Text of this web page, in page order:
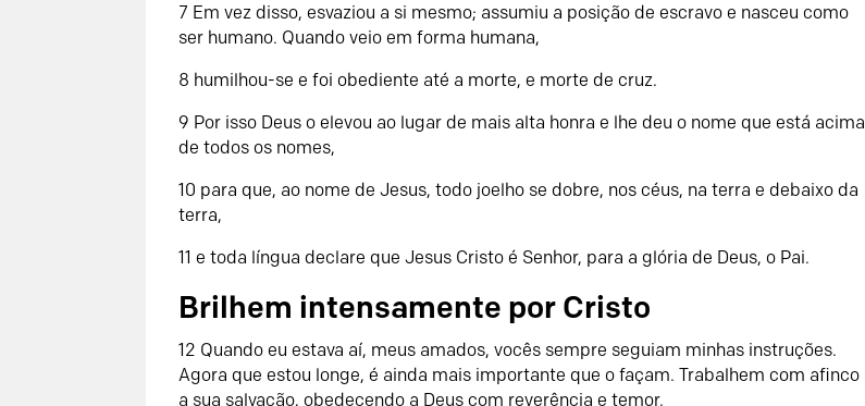
7 Em vez disso, esvaziou a si mesmo; assumiu a posição de escravo e nasceu como
ser humano. Quando veio em forma humana,
8 humilhou-se e foi obediente até a morte, e morte de cruz.
9 Por isso Deus o elevou ao lugar de mais alta honra e lhe deu o nome que está acima
de todos os nomes,
10 para que, ao nome de Jesus, todo joelho se dobre, nos céus, na terra e debaixo da
terra,
11 e toda língua declare que Jesus Cristo é Senhor, para a glória de Deus, o Pai.
Brilhem intensamente por Cristo
12 Quando eu estava aí, meus amados, vocês sempre seguiam minhas instruções.
Agora que estou longe, é ainda mais importante que o façam. Trabalhem com afinco
a sua salvação, obedecendo a Deus com reverência e temor.